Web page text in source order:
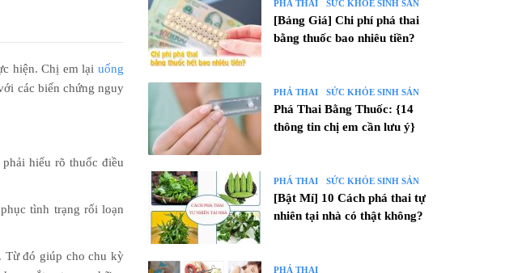
hiện. Chị em lại uống
các biến chứng nguy
hiểu rõ thuốc điều
tình trạng rối loạn
Từ đó giúp cho chu kỳ
PHÁ THAI SỨC KHỎE SINH SẢN
[Bảng Giá] Chi phí phá thai
bằng thuốc bao nhiêu tiền?
PHÁ THAI SỨC KHỎE SINH SẢN
Phá Thai Bằng Thuốc: {14
thông tin chị em cần lưu ý}
PHÁ THAI SỨC KHỎE SINH SẢN
[Bật Mí] 10 Cách phá thai tự
nhiên tại nhà có thật không?
PHÁ THAI